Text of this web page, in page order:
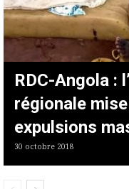
RDC-Angola :
régionale
expulsions
30 octobre 2018